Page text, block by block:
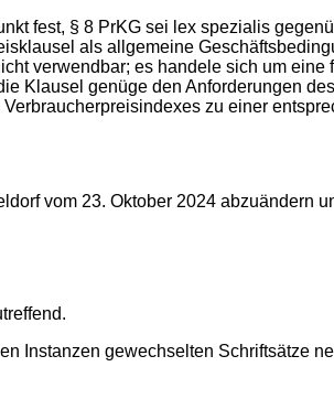
fest, § 8 PrKG sei lex spezialis
als allgemeine
verwendbar; es handele sich um
Klausel genüge den Anforderungen
zu einer
vom 23. Oktober 2024 abzuändern
Instanzen gewechselten Schriftsätze